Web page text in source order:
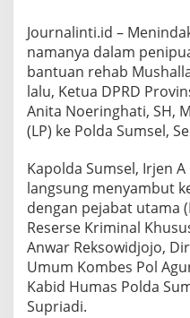
u
m
s
l
L
a
o
k
e
P
o
d
a
Journalinti.id –
namanya dalam
bantuan rehab
lalu, Ketua DPRD
Anita Noeringhati, SH,
(LP) ke Polda Sumsel,
Kapolda Sumsel, Irjen
langsung menyambut
dengan pejabat utama
Reserse Kriminal
Anwar Reksowidjojo,
Umum Kombes Pol
Kabid Humas Polda
Supriadi.